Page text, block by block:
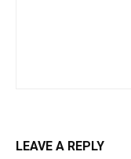
LEAVE A REPLY